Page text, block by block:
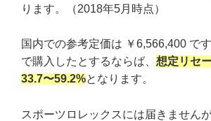
ります。（2018年5月時点）
国内での参考定価は ￥6,566,400 で
で購入したとするならば、 想定リセ
33.7〜59.2%となります。
スポーツロレックスには届きません